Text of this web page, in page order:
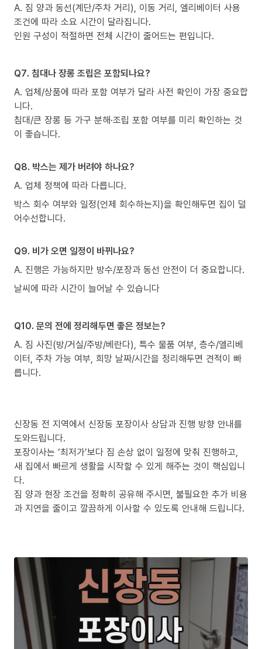
A. 짐 양과 동선(계단/주차 거리), 이동 거리, 엘리베이터 사용
조건에 따라 소요 시간이 달라집니다.
인원 구성이 적절하면 전체 시간이 줄어드는 편입니다.
Q7. 침대나 장롱 조립은 포함되나요?
A. 업체/상품에 따라 포함 여부가 달라 사전 확인이 가장 중요합
니다.
침대/큰 장롱 등 가구 분해·조립 포함 여부를 미리 확인하는 것
이 좋습니다.
Q8. 박스는 제가 버려야 하나요?
A. 업체 정책에 따라 다릅니다.
박스 회수 여부와 일정(언제 회수하는지)을 확인해두면 집이 덜
어수선합니다.
Q9. 비가 오면 일정이 바뀌나요?
A. 진행은 가능하지만 방수/포장과 동선 안전이 더 중요합니다.
날씨에 따라 시간이 늘어날 수 있습니다
Q10. 문의 전에 정리해두면 좋은 정보는?
A. 짐 사진(방/거실/주방/베란다), 특수 물품 여부, 층수/엘리베
이터, 주차 가능 여부, 희망 날짜/시간을 정리해두면 견적이 빠
릅니다.
신장동 전 지역에서 신장동 포장이사 상담과 진행 방향 안내를
도와드립니다.
포장이사는 ‘최저가’보다 짐 손상 없이 일정에 맞춰 진행하고,
새 집에서 빠르게 생활을 시작할 수 있게 해주는 것이 핵심입니
다.
짐 양과 현장 조건을 정확히 공유해 주시면, 불필요한 추가 비용
과 지연을 줄이고 깔끔하게 이사할 수 있도록 안내해 드립니다.